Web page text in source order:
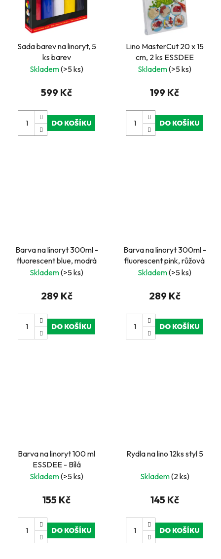
Sada barev na linoryt, 5
ks barev
Skladem(>5 ks)
599 Kč
DO KOŠÍKU
Lino MasterCut 20 x 15
cm, 2 ks ESSDEE
Skladem(>5 ks)
199 Kč
DO KOŠÍKU
Barva na linoryt 300ml -
fluorescent blue, modrá
Skladem(>5 ks)
289 Kč
DO KOŠÍKU
Barva na linoryt 300ml -
fluorescent pink, růžová
Skladem(>5 ks)
289 Kč
DO KOŠÍKU
Barva na linoryt 100 ml
ESSDEE - Bílá
Skladem(>5 ks)
155 Kč
DO KOŠÍKU
Rydla na lino 12ks styl 5
Skladem(2 ks)
145 Kč
DO KOŠÍKU